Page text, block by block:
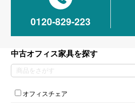
0120-829-223
中古オフィス家具を探す
オフィスチェア